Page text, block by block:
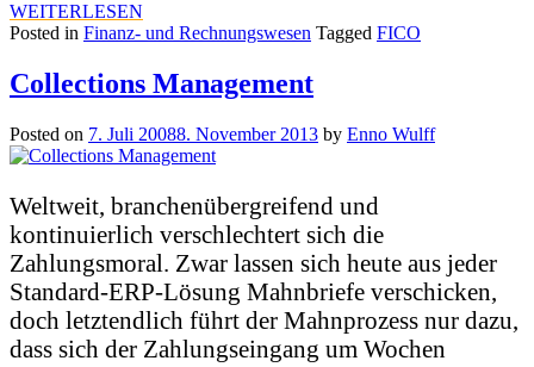
WEITERLESEN
Posted in Finanz- und Rechnungswesen Tagged FICO
Collections Management
Posted on 7. Juli 20088. November 2013 by Enno Wulff
Weltweit, branchenübergreifend und
kontinuierlich verschlechtert sich die
Zahlungsmoral. Zwar lassen sich heute aus jeder
Standard-ERP-Lösung Mahnbriefe verschicken,
doch letztendlich führt der Mahnprozess nur dazu,
dass sich der Zahlungseingang um Wochen